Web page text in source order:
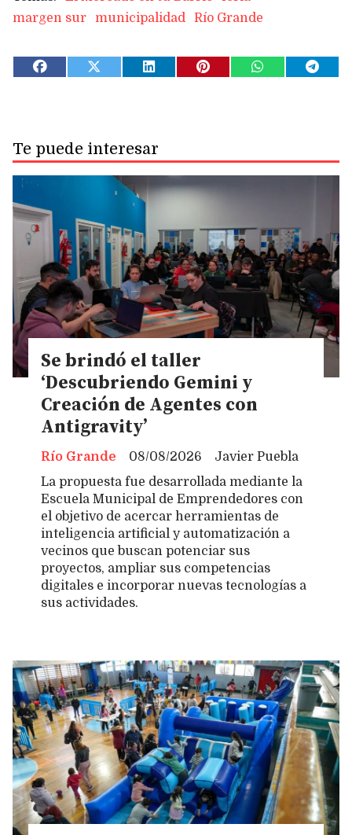
margen sur
municipalidad Río Grande
Te puede interesar
Se brindó el taller
‘Descubriendo Gemini y
Creación de Agentes con
Antigravity’
Javier Puebla
Río Grande
08/08/2026
La propuesta fue desarrollada mediante la
Escuela Municipal de Emprendedores con
el objetivo de acercar herramientas de
inteligencia artificial y automatización a
vecinos que buscan potenciar sus
proyectos, ampliar sus competencias
digitales e incorporar nuevas tecnologías a
sus actividades.